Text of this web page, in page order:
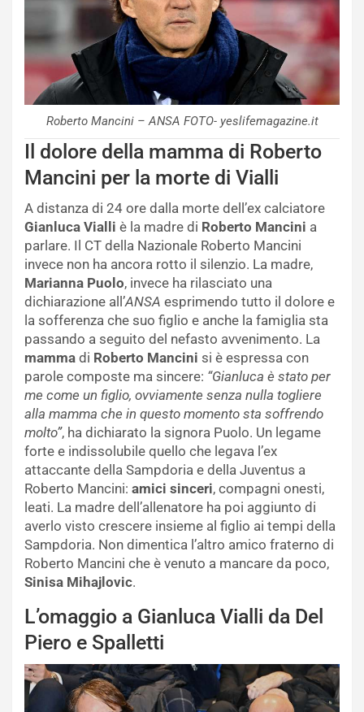
Roberto Mancini – ANSA FOTO- yeslifemagazine.it
Il dolore della mamma di Roberto
Mancini per la morte di Vialli
A distanza di 24 ore dalla morte dell’ex calciatore
Gianluca Vialli è la madre di Roberto Mancini a
parlare. Il CT della Nazionale Roberto Mancini
invece non ha ancora rotto il silenzio. La madre,
Marianna Puolo, invece ha rilasciato una
dichiarazione all’ANSA esprimendo tutto il dolore e
la sofferenza che suo figlio e anche la famiglia sta
passando a seguito del nefasto avvenimento. La
mamma di Roberto Mancini si è espressa con
parole composte ma sincere: “Gianluca è stato per
me come un figlio, ovviamente senza nulla togliere
alla mamma che in questo momento sta soffrendo
molto”, ha dichiarato la signora Puolo. Un legame
forte e indissolubile quello che legava l’ex
attaccante della Sampdoria e della Juventus a
Roberto Mancini: amici sinceri, compagni onesti,
leati. La madre dell’allenatore ha poi aggiunto di
averlo visto crescere insieme al figlio ai tempi della
Sampdoria. Non dimentica l’altro amico fraterno di
Roberto Mancini che è venuto a mancare da poco,
Sinisa Mihajlovic.
L’omaggio a Gianluca Vialli da Del
Piero e Spalletti